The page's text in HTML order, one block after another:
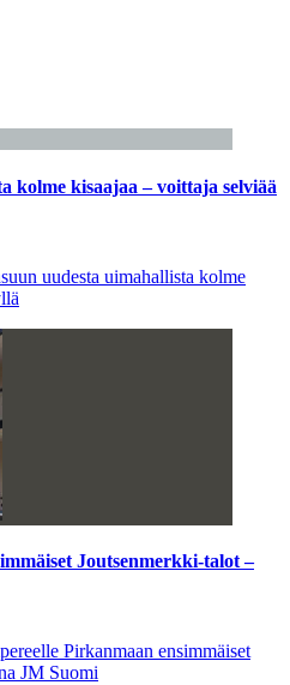
kolme kisaajaa – voittaja selviää
uudesta uimahallista kolme
Joutsenmerkki-talot –
Pirkanmaan ensimmäiset
JM Suomi